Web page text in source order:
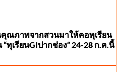
ณภาพจากสวนมาให้คอทุเรียน
ทุเรียนGIปากช่อง” 24-28 ก.ค.นี้